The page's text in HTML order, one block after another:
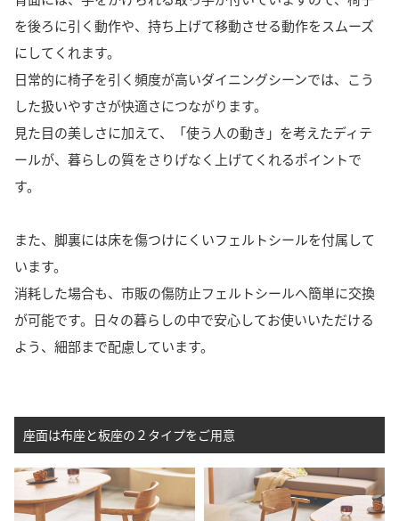
を後ろに引く動作や、持ち上げて移動させる動作をスムーズ
にしてくれます。
日常的に椅子を引く頻度が高いダイニングシーンでは、こう
した扱いやすさが快適さにつながります。
見た目の美しさに加えて、「使う人の動き」を考えたディテ
ールが、暮らしの質をさりげなく上げてくれるポイントで
す。
また、脚裏には床を傷つけにくいフェルトシールを付属して
います。
消耗した場合も、市販の傷防止フェルトシールへ簡単に交換
が可能です。日々の暮らしの中で安心してお使いいただける
よう、細部まで配慮しています。
座面は布座と板座の２タイプをご用意